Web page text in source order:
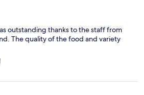
outstanding thanks to the staff from
The quality of the food and variety